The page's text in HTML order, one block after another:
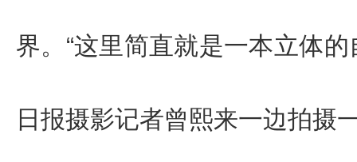
界。“这里简直就是一本立体
日报摄影记者曾熙来一边拍摄